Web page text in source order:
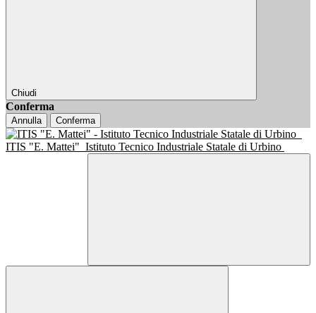
Chiudi
Conferma
Annulla Conferma
ITIS "E. Mattei" Istituto Tecnico Industriale Statale di Urbino